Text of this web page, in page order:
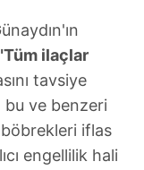
ilaçlar
tavsiye
bu ve benzeri
iflas
engellilik hali